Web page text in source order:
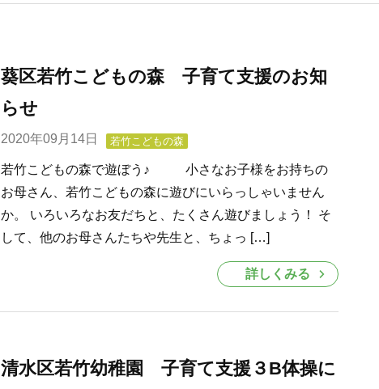
葵区若竹こどもの森 子育て支援のお知
らせ
2020年09月14日 若竹こどもの森
若竹こどもの森で遊ぼう♪ 小さなお子様をお持ちの
お母さん、若竹こどもの森に遊びにいらっしゃいません
か。 いろいろなお友だちと、たくさん遊びましょう！ そ
して、他のお母さんたちや先生と、ちょっ […]
詳しくみる
清水区若竹幼稚園 子育て支援３B体操に